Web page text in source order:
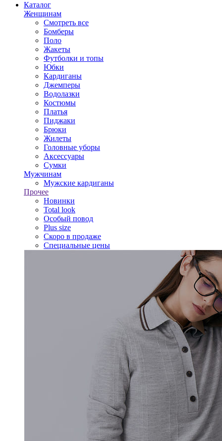
Каталог
Женщинам
Смотреть все
Бомберы
Поло
Жакеты
Футболки и топы
Юбки
Кардиганы
Джемперы
Водолазки
Костюмы
Платья
Пиджаки
Брюки
Жилеты
Головные уборы
Аксессуары
Сумки
Мужчинам
Мужские кардиганы
Прочее
Новинки
Total look
Особый повод
Plus size
Скоро в продаже
Специальные цены